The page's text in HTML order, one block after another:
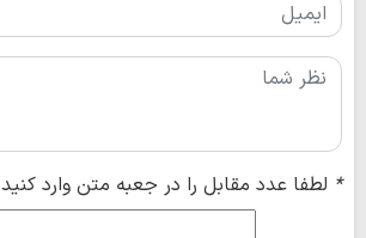
* لطفا عدد مقابل را در جعبه متن وارد کنید